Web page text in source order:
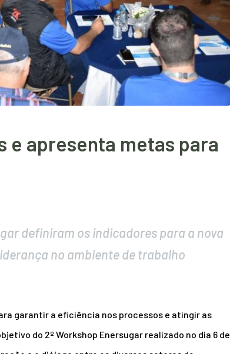
e apresenta metas para
definiram os indicadores para a nova
no ambiente de trabalho
garantir a eficiência nos processos e atingir as
do 2º Workshop Enersugar realizado no dia 6 de